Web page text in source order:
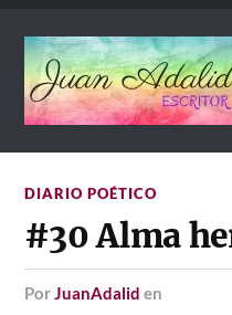
DIARIO POÉTICO
#30 Alma
porJuanAdalid en